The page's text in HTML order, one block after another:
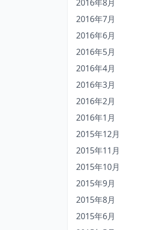
2016年8月
2016年7月
2016年6月
2016年5月
2016年4月
2016年3月
2016年2月
2016年1月
2015年12月
2015年11月
2015年10月
2015年9月
2015年8月
2015年6月